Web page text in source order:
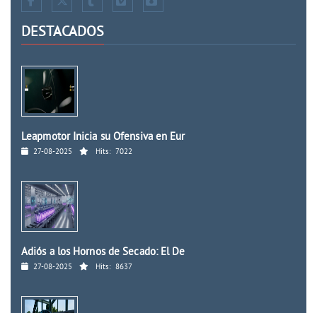
DESTACADOS
Leapmotor Inicia su Ofensiva en Eur
27-08-2025 Hits: 7022
Adiós a los Hornos de Secado: El De
27-08-2025 Hits: 8637